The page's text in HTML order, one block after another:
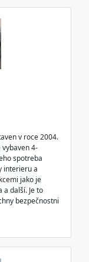
v roce 2004.
4-
spotreba
interieru a
jako je
další. Je to
bezpečnostni